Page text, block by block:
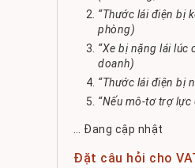
“Thước lái điện bị
phòng)
“Xe bị nặng lái lúc
doanh)
“Thước lái điện bị
“Nếu mô-tơ trợ
… Đang cập nhật
Đặt câu hỏi cho